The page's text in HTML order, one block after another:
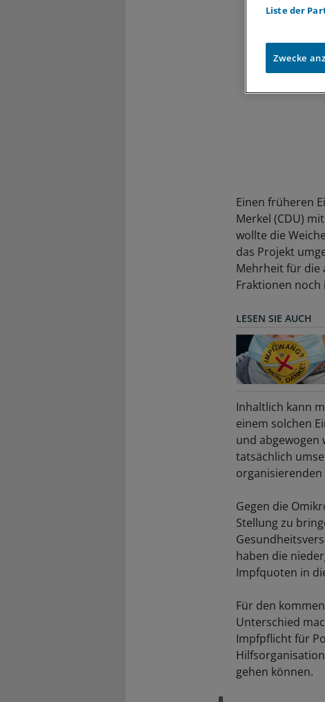
Einen früheren
Merkel (CDU)
wollte die
das Projekt
Mehrheit für die
Fraktionen
LESEN SIE AUCH
Inhaltlich kann
einem solchen
und abgewogen
tatsächlich
Gegen die
Stellung zu
haben die
Impfquoten in
Für den
Unterschied
Impfpflicht für
gehen können.
Liste der
Zwecke